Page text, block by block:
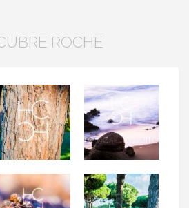
ROCHE
Corteza de pino
Rocas en el
atardecer